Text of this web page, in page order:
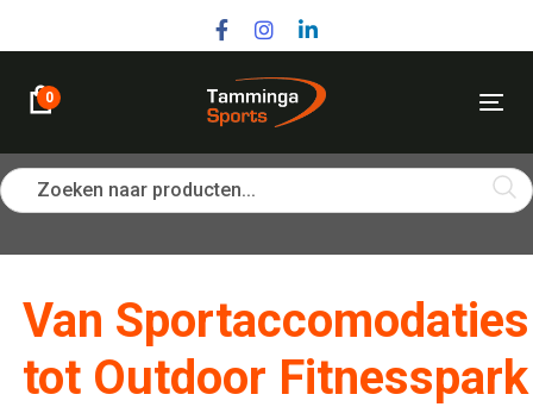
navigation
content
0
Zoeken naar producten...
Van Sportaccomodaties
tot Outdoor Fitnesspark
navigation